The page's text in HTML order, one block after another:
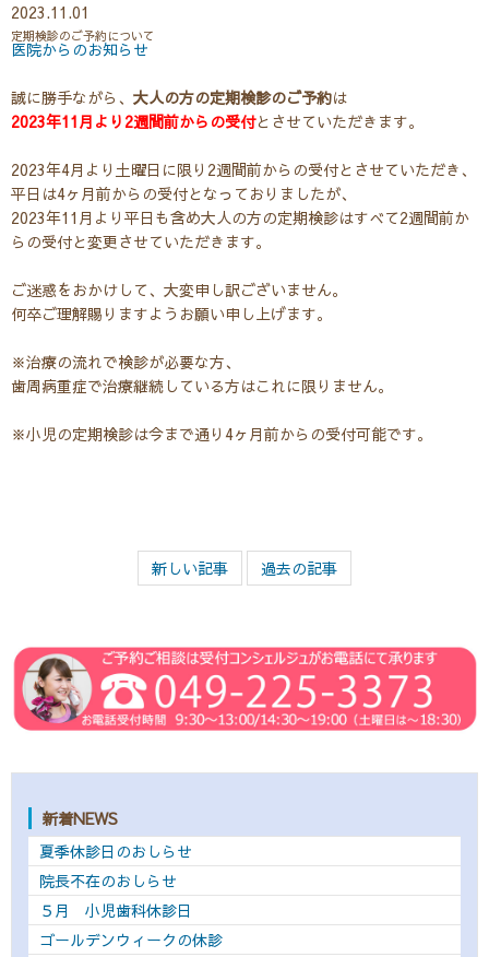
2023.11.01
定期検診のご予約について
医院からのお知らせ
誠に勝手ながら、 大人の方の定期検診のご予約は
2023年11月より2週間前からの受付とさせていただきます。
2023年4月より土曜日に限り2週間前からの受付とさせていただき、
平日は4ヶ月前からの受付となっておりましたが、
2023年11月より平日も含め大人の方の定期検診はすべて2週間前か
らの受付と変更させていただきます。
ご迷惑をおかけして、大変申し訳ございません。
何卒ご理解賜りますようお願い申し上げます。
※治療の流れで検診が必要な方、
歯周病重症で治療継続している方はこれに限りません。
※小児の定期検診は今まで通り4ヶ月前からの受付可能です。
新しい記事 過去の記事
新着NEWS
夏季休診日のおしらせ
院長不在のおしらせ
５月 小児歯科休診日
ゴールデンウィークの休診